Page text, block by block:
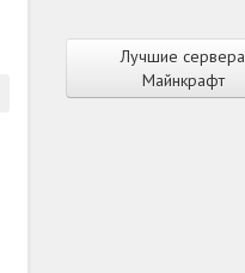
Лучшие сервера
Майнкрафт